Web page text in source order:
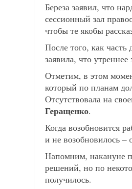
Береза заявил, что
сессионный зал
чтобы те якобы
После того, как
заявила, что
Отметим, в этом
который по планам
Отсутствовала на
Геращенко.
Когда возобновится
и не возобновилось –
Напомним, накануне
решений, но по
получилось.